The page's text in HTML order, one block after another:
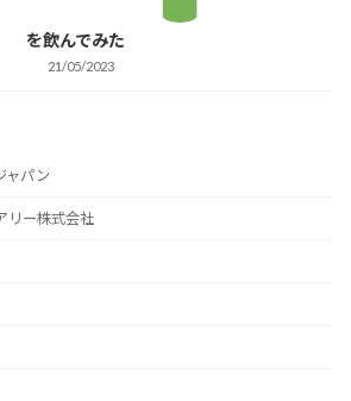
を飲んでみた
21/05/2023
ャパン
リー株式会社